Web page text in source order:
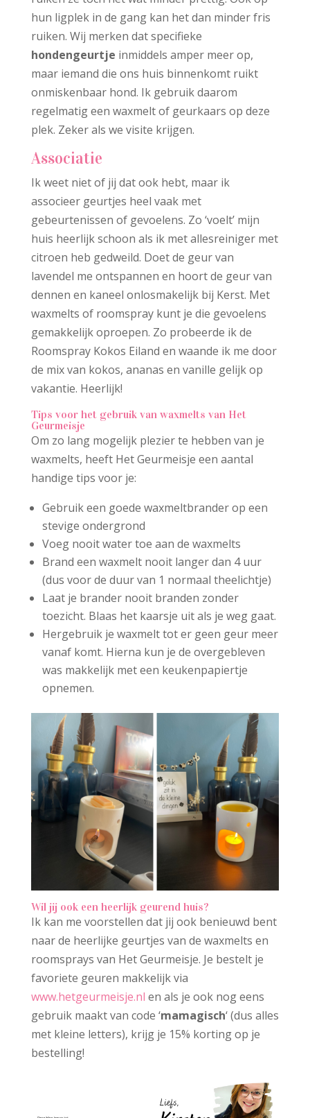
hun ligplek in de gang kan het dan minder fris
ruiken. Wij merken dat specifieke
hondengeurtje inmiddels amper meer op,
maar iemand die ons huis binnenkomt ruikt
onmiskenbaar hond. Ik gebruik daarom
regelmatig een waxmelt of geurkaars op deze
plek. Zeker als we visite krijgen.
Associatie
Ik weet niet of jij dat ook hebt, maar ik
associeer geurtjes heel vaak met
gebeurtenissen of gevoelens. Zo ‘voelt’ mijn
huis heerlijk schoon als ik met allesreiniger met
citroen heb gedweild. Doet de geur van
lavendel me ontspannen en hoort de geur van
dennen en kaneel onlosmakelijk bij Kerst. Met
waxmelts of roomspray kunt je die gevoelens
gemakkelijk oproepen. Zo probeerde ik de
Roomspray Kokos Eiland en waande ik me door
de mix van kokos, ananas en vanille gelijk op
vakantie. Heerlijk!
Tips voor het gebruik van waxmelts van Het
Geurmeisje
Om zo lang mogelijk plezier te hebben van je
waxmelts, heeft Het Geurmeisje een aantal
handige tips voor je:
Gebruik een goede waxmeltbrander op een
stevige ondergrond
Voeg nooit water toe aan de waxmelts
Brand een waxmelt nooit langer dan 4 uur
(dus voor de duur van 1 normaal theelichtje)
Laat je brander nooit branden zonder
toezicht. Blaas het kaarsje uit als je weg gaat.
Hergebruik je waxmelt tot er geen geur meer
vanaf komt. Hierna kun je de overgebleven
was makkelijk met een keukenpapiertje
opnemen.
Wil jij ook een heerlijk geurend huis?
Ik kan me voorstellen dat jij ook benieuwd bent
naar de heerlijke geurtjes van de waxmelts en
roomsprays van Het Geurmeisje. Je bestelt je
favoriete geuren makkelijk via
www.hetgeurmeisje.nl en als je ook nog eens
gebruik maakt van code ‘mamagisch‘ (dus alles
met kleine letters), krijg je 15% korting op je
bestelling!